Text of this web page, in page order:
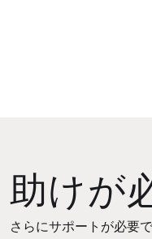
助けが
さらにサポートが必要